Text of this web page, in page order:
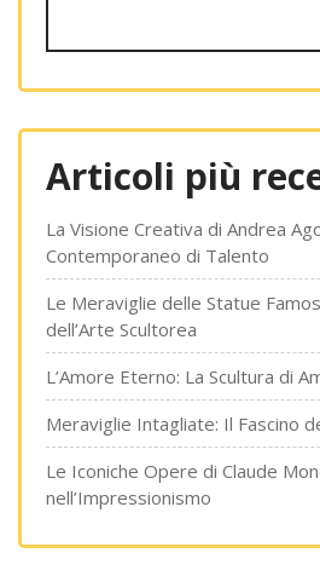
Articoli più
La Visione Creativa di Andrea
Contemporaneo di Talento
Le Meraviglie delle Statue
dell’Arte Scultorea
L’Amore Eterno: La Scultura di
Meraviglie Intagliate: Il Fascino
Le Iconiche Opere di Claude
nell’Impressionismo